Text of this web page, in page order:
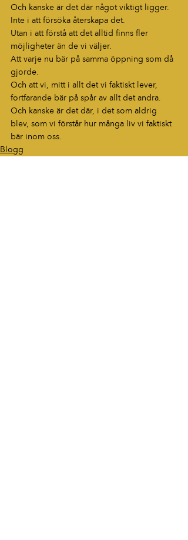
Och kanske är det där något viktigt ligger.
Inte i att försöka återskapa det.
Utan i att förstå att det alltid finns fler
möjligheter än de vi väljer.
Att varje nu bär på samma öppning som då
gjorde.
Och att vi, mitt i allt det vi faktiskt lever,
fortfarande bär på spår av allt det andra.
Och kanske är det där, i det som aldrig
blev, som vi förstår hur många liv vi faktiskt
bär inom oss.
Blogg